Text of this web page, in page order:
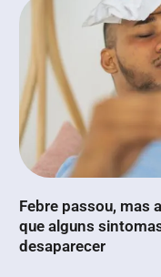
Febre passou, mas
que alguns
desaparecer